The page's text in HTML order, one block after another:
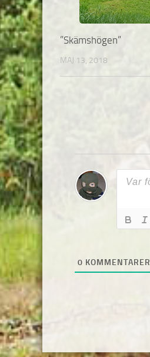
”Skämshögen”
MAJ 13, 2018
0 KOMMENTARER